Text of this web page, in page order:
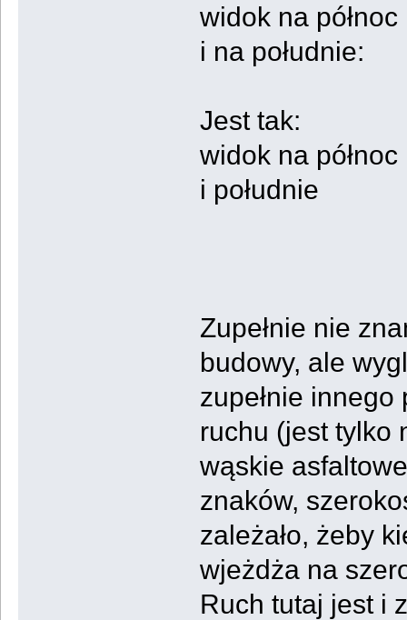
widok na północ
i na południe:
Jest tak:
widok na północ
i południe
Zupełnie nie
budowy, ale
zupełnie
ruchu (jest tylko
wąskie
znaków,
zależało, żeby
wjeżdża na
Ruch tutaj jest i